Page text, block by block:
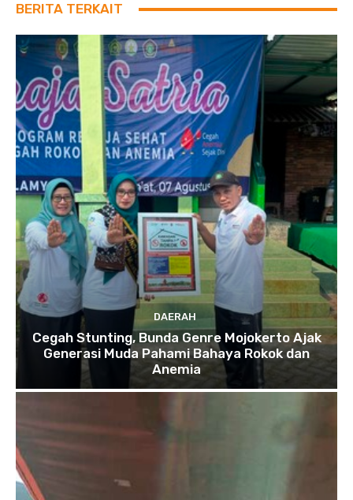
BERITA TERKAIT
DAERAH
Cegah Stunting, Bunda Genre Mojokerto Ajak
Generasi Muda Pahami Bahaya Rokok dan
Anemia